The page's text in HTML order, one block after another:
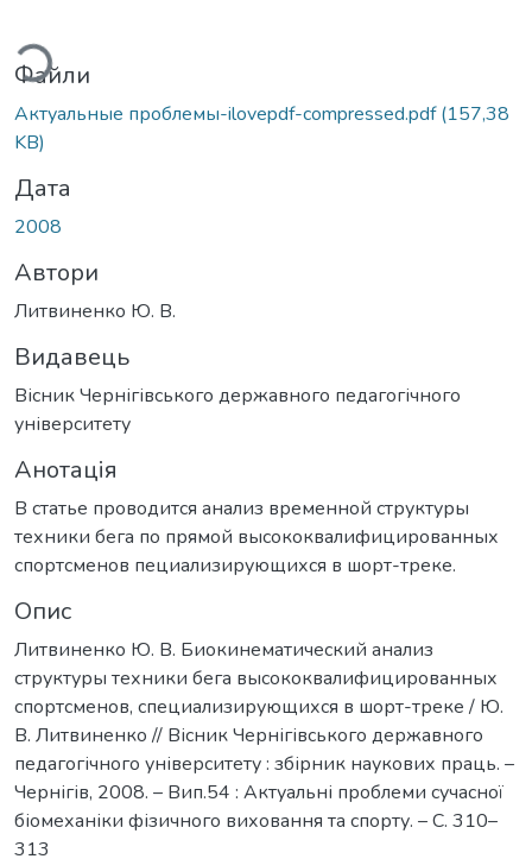
Файли
Актуальные проблемы-ilovepdf-compressed.pdf(157,38
KB)
Дата
2008
Автори
Литвиненко Ю. В.
Видавець
Вісник Чернігівського державного педагогічного
університету
Анотація
В статье проводится анализ временной структуры
техники бега по прямой высококвалифицированных
спортсменов пециализирующихся в шорт-треке.
Опис
Литвиненко Ю. В. Биокинематический анализ
структуры техники бега высококвалифицированных
спортсменов, специализирующихся в шорт-треке / Ю.
В. Литвиненко // Вісник Чернігівського державного
педагогічного університету : збірник наукових праць. –
Чернігів, 2008. – Вип.54 : Актуальні проблеми сучасної
біомеханіки фізичного виховання та спорту. – С. 310–
313